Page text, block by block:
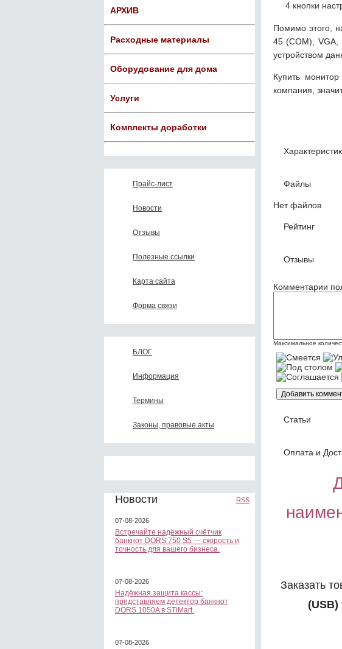
АРХИВ
Расходные материалы
Оборудование для дома
Услуги
Комплекты доработки
Прайс-лист
Новости
Отзывы
Полезные ссылки
Карта сайта
Форма связи
БЛОГ
Информация
Термины
Законы, правовые акты
Новости RSS
07-08-2026
Встречайте надёжный счётчик
банкнот DORS 750 S5 — скорость и
точность для вашего бизнеса.
07-08-2026
Надёжная защита кассы:
представляем детектор банкнот
DORS 1050A в STiMart.
07-08-2026
4 кнопки
Помимо этого,
45 (COM), VGA,
устройством
Купить
компания,
Файлы
Нет файлов
Рейтинг
Отзывы
Комментарии
Максимальное
Статьи
Оплата и
Заказать